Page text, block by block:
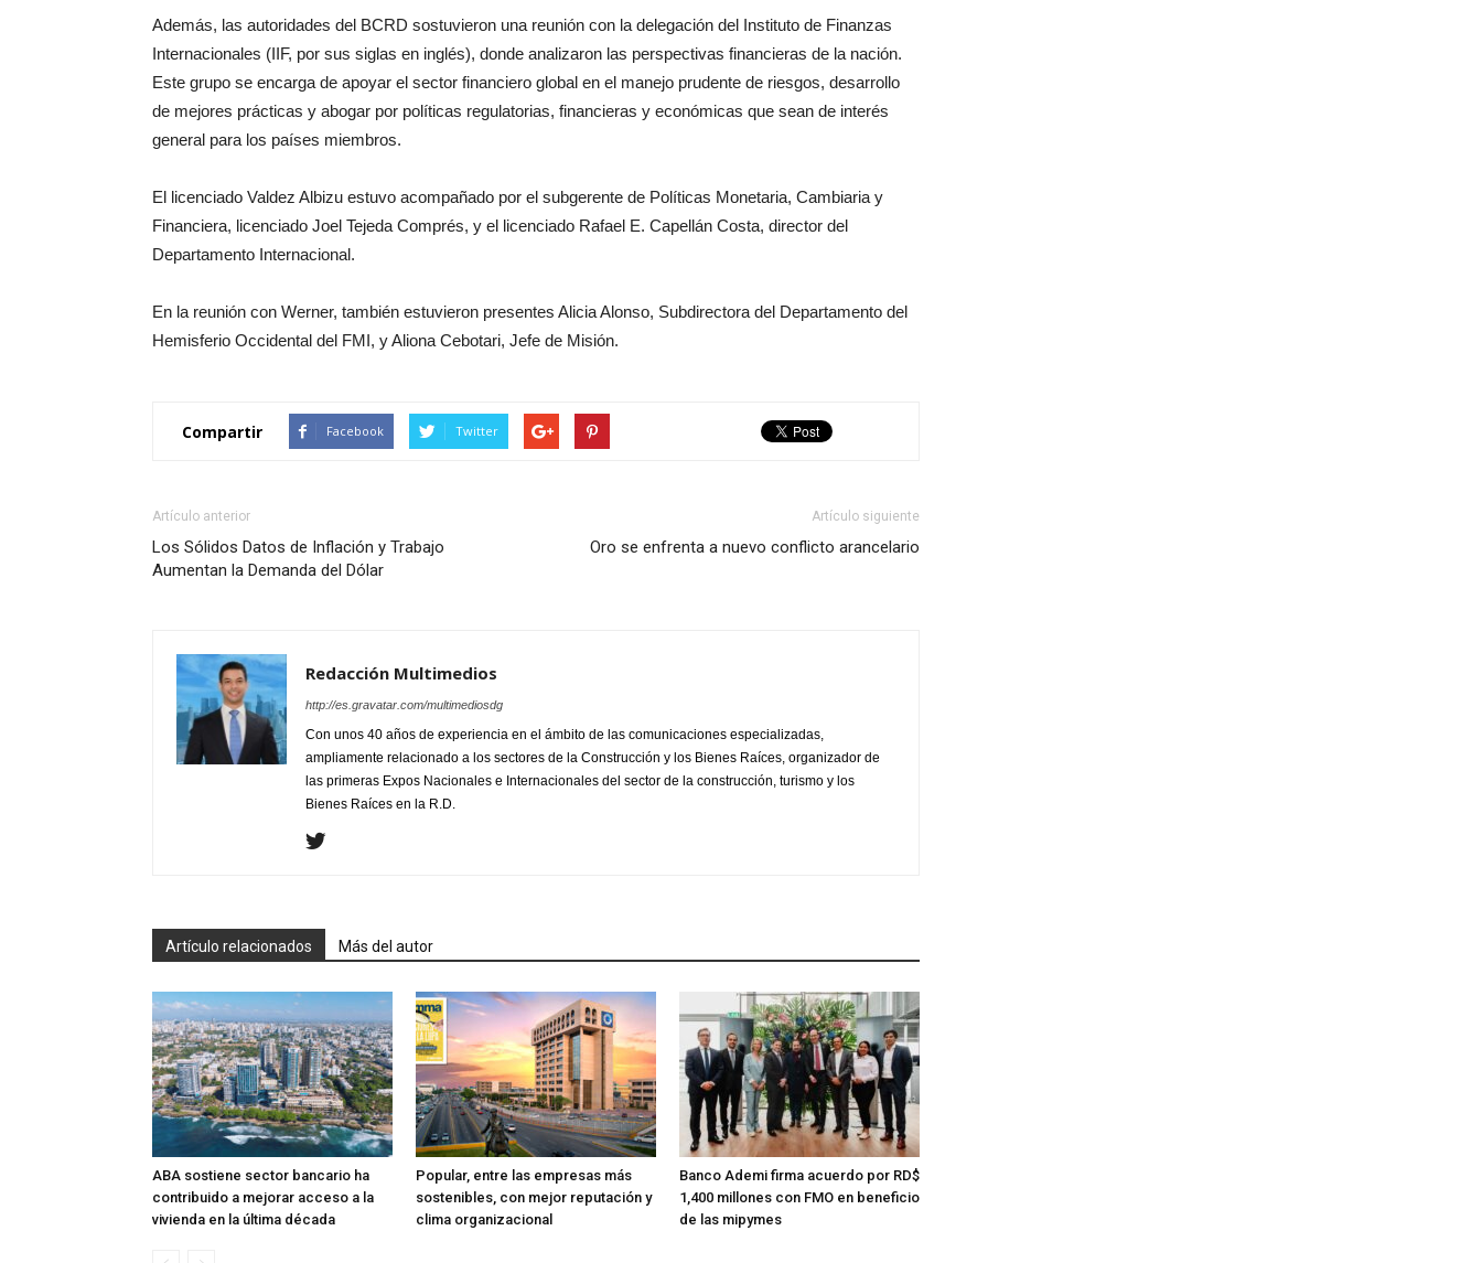
Además, las autoridades del BCRD sostuvieron una reunión con la delegación del Instituto de Finanzas
Internacionales (IIF, por sus siglas en inglés), donde analizaron las perspectivas financieras de la nación.
Este grupo se encarga de apoyar el sector financiero global en el manejo prudente de riesgos, desarrollo
de mejores prácticas y abogar por políticas regulatorias, financieras y económicas que sean de interés
general para los países miembros.
El licenciado Valdez Albizu estuvo acompañado por el subgerente de Políticas Monetaria, Cambiaria y
Financiera, licenciado Joel Tejeda Comprés, y el licenciado Rafael E. Capellán Costa, director del
Departamento Internacional.
En la reunión con Werner, también estuvieron presentes Alicia Alonso, Subdirectora del Departamento del
Hemisferio Occidental del FMI, y Aliona Cebotari, Jefe de Misión.
Compartir Facebook Twitter
Artículo anterior
Los Sólidos Datos de Inflación y Trabajo
Aumentan la Demanda del Dólar
Artículo siguiente
Oro se enfrenta a nuevo conflicto arancelario
Redacción Multimedios
http://es.gravatar.com/multimediosdg
Con unos 40 años de experiencia en el ámbito de las comunicaciones especializadas,
ampliamente relacionado a los sectores de la Construcción y los Bienes Raíces, organizador de
las primeras Expos Nacionales e Internacionales del sector de la construcción, turismo y los
Bienes Raíces en la R.D.
Artículo relacionados Más del autor
ABA sostiene sector bancario ha
contribuido a mejorar acceso a la
vivienda en la última década
Popular, entre las empresas más
sostenibles, con mejor reputación y
clima organizacional
Banco Ademi firma acuerdo por RD$
1,400 millones con FMO en beneficio
de las mipymes